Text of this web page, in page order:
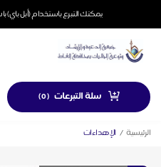
يمكنك التبرع باستخدام (أبل
سلة التبرعات (
0
)
الرئيسية الإهداءات